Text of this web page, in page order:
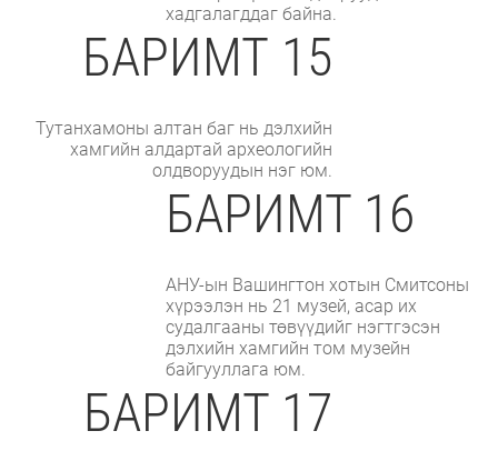
хадгалагддаг байна.
БАРИМТ 15
Тутанхамоны алтан баг нь дэлхийн
хамгийн алдартай археологийн
олдворуудын нэг юм.
БАРИМТ 16
АНУ-ын Вашингтон хотын Смитсоны
хүрээлэн нь 21 музей, асар их
судалгааны төвүүдийг нэгтгэсэн
дэлхийн хамгийн том музейн
байгууллага юм.
БАРИМТ 17